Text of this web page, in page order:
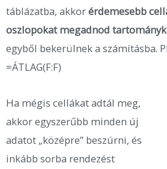
táblázatba, akkorérdemesebb
oszlopokat megadnod
egyből bekerülnek a számításba.
=ÁTLAG(F:F)
Ha mégis cellákat adtál meg,
akkor egyszerűbb minden új
adatot „középre” beszúrni, és
inkább sorba rendezést